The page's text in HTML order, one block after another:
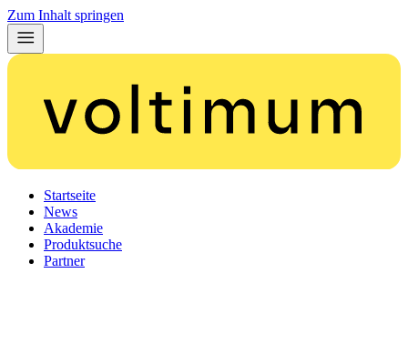
Zum Inhalt springen
Startseite
News
Akademie
Produktsuche
Partner